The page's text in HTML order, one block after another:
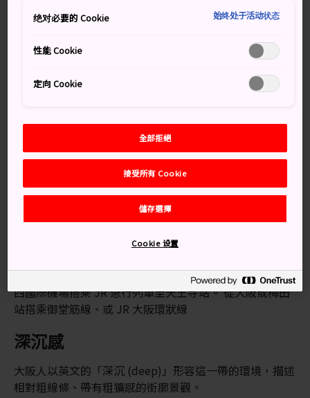
天王寺是主要的轉運站，因此可經由多種方式前往。從關
西國際機場搭乘 JR 急行列車至天王寺站。 從大阪或梅田
站搭乘御堂筋線、或 JR 大阪環狀線
深沉感
大阪人以英文的「深沉 (deep)」形容這一帶的環境，描述
相對粗線條、帶有粗獷感的街廓景觀。
绝对必要的 Cookie 始终处于活动状态
性能 Cookie
定向 Cookie
全部拒絕
接受所有 Cookie
儲存選擇
Cookie 设置